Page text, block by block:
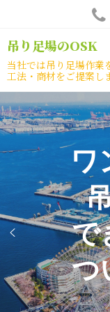
content
吊り足場のOSK
当社では吊り足場作業
工法・商材をご提案し
ワ
で
つ
工
最
設
「ど